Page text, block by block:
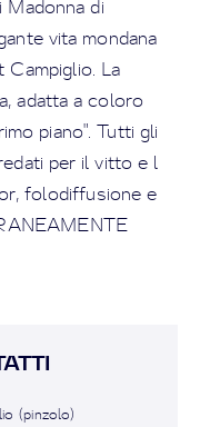
Madonna di
vita mondana
La
adatta a coloro
piano". Tutti gli
per il vitto e l
folodiffusione e
(pinzolo)